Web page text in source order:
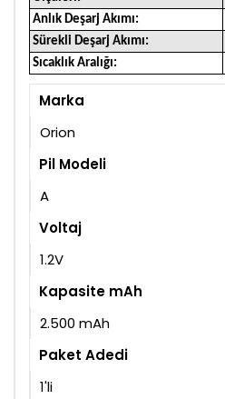
Anlık Deşarj Akımı:
Sürekli Deşarj Akımı:
Sıcaklık Aralığı:
Marka
Orion
Pil Modeli
A
Voltaj
1.2V
Kapasite mAh
2.500 mAh
Paket Adedi
1'li